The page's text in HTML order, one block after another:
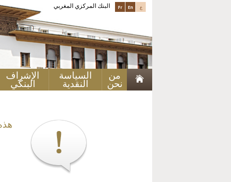
البنك المركزي المغربي Fr En ع
من
نحن
السياسة
النقدية
الإشراف
البنكي